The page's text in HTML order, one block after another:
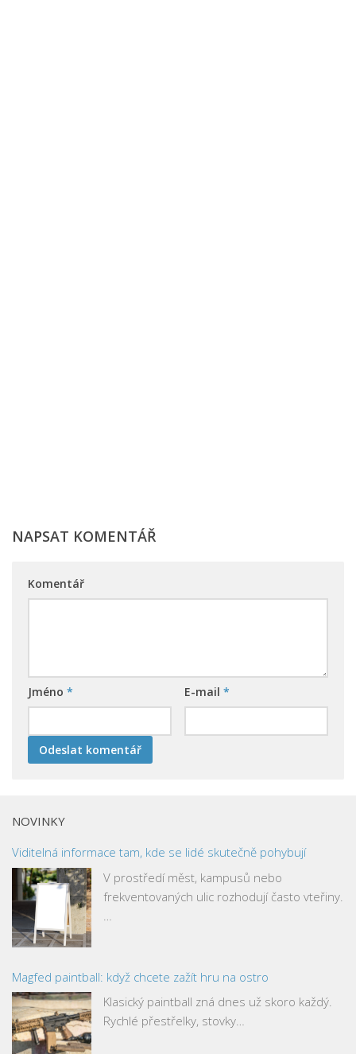
NAPSAT KOMENTÁŘ
Komentář
Jméno * E-mail *
NOVINKY
Viditelná informace tam, kde se lidé skutečně pohybují
V prostředí měst, kampusů nebo
frekventovaných ulic rozhodují často vteřiny.
Magfed paintball: když chcete zažít hru na ostro
Klasický paintball zná dnes už skoro každý.
Rychlé přestřelky, stovky…